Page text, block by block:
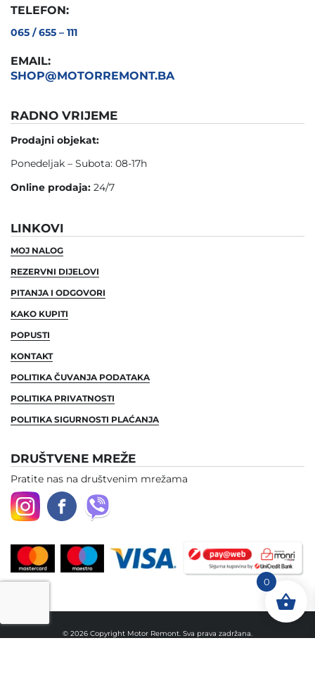
TELEFON:
065 / 655 – 111
EMAIL:
SHOP@MOTORREMONT.BA
RADNO VRIJEME
Prodajni objekat:
Ponedeljak – Subota: 08-17h
Online prodaja: 24/7
LINKOVI
MOJ NALOG
REZERVNI DIJELOVI
PITANJA I ODGOVORI
KAKO KUPITI
POPUSTI
KONTAKT
POLITIKA ČUVANJA PODATAKA
POLITIKA PRIVATNOSTI
POLITIKA SIGURNOSTI PLAĆANJA
DRUŠTVENE MREŽE
Pratite nas na društvenim mrežama
© 2026 Copyright Motor Remont. Sva prava zadržana.
0